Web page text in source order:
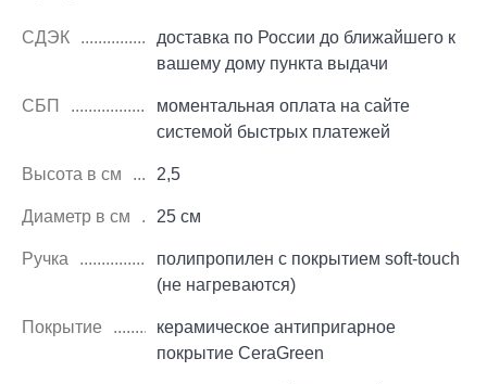
СДЭК
доставка по России до ближайшего к
вашему дому пункта выдачи
СБП
моментальная оплата на сайте
системой быстрых платежей
Высота в см 2,5
Диаметр в см 25 см
Ручка
полипропилен с покрытием soft-touch
(не нагреваются)
Покрытие
керамическое антипригарное
покрытие CeraGreen